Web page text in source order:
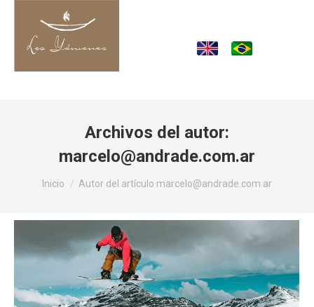
Archivos del autor:
marcelo@andrade.com.ar
Inicio Autor del artículo marcelo@andrade.com.ar